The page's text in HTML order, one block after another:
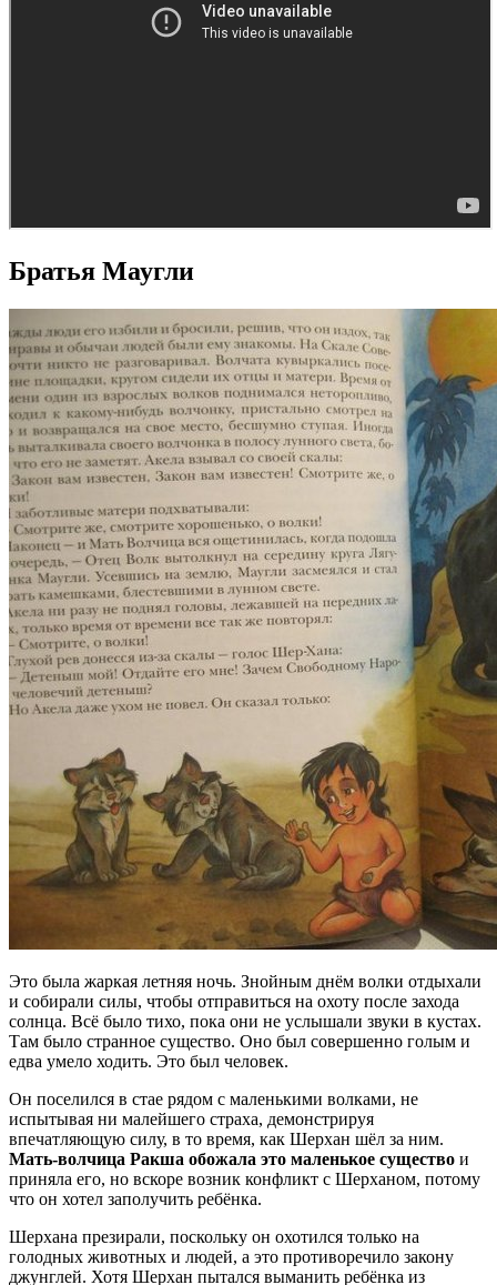
Братья Маугли
Это была жаркая летняя ночь. Знойным днём волки отдыхали ​​
и собирали силы, чтобы отправиться на охоту после захода
солнца. Всё было тихо, пока они не услышали звуки в кустах.
Там было странное существо. Оно был совершенно голым и
едва умело ходить. Это был человек.
Он поселился в стае рядом с маленькими волками, не
испытывая ни малейшего страха, демонстрируя
впечатляющую силу, в то время, как Шерхан шёл за ним.
Мать-волчица Ракша обожала это маленькое существо и
приняла его, но вскоре возник конфликт с Шерханом, потому
что он хотел заполучить ребёнка.
Шерхана презирали, поскольку он охотился только на
голодных животных и людей, а это противоречило закону
джунглей. Хотя Шерхан пытался выманить ребёнка из